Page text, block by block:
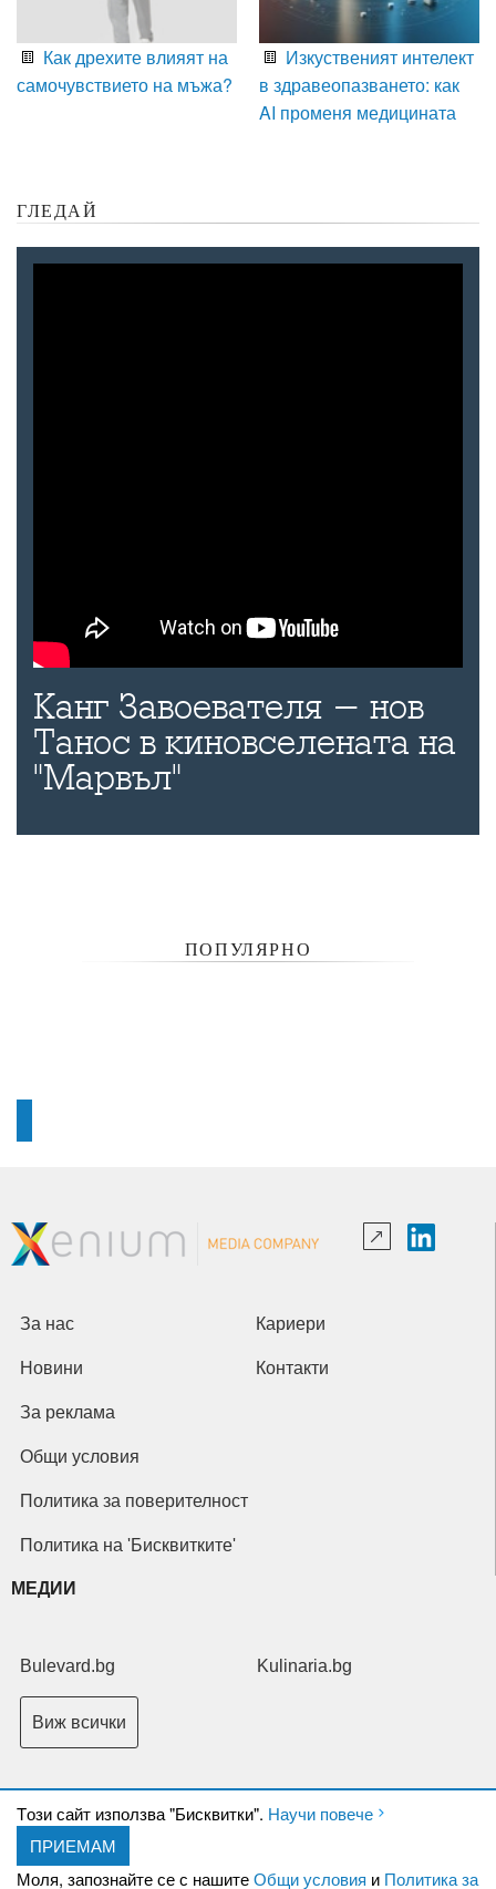
Как дрехите влияят на
самочувствието на мъжа?
Изкуственият интелект
в здравеопазването: как
AI променя медицината
ГЛЕДАЙ
Канг Завоевателя - нов
Танос в киновселената на
"Марвъл"
ПОПУЛЯРНО
Tози сайт използва "Бисквитки". Научи повече
ПРИЕМАМ
Моля, запознайте се с нашитеОбщи условия и Политика за
За нас Кариери
Новини Контакти
За реклама
Общи условия
Политика за поверителност
Политика на 'Бисквитките'
МЕДИИ
Bulevard.bg Kulinaria.bg
Виж всички
Copyright © 2026 Ксениум ООД. Всички права запазени.